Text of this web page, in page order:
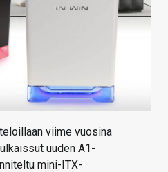
viime vuosina
uuden A1-
mini-ITX-